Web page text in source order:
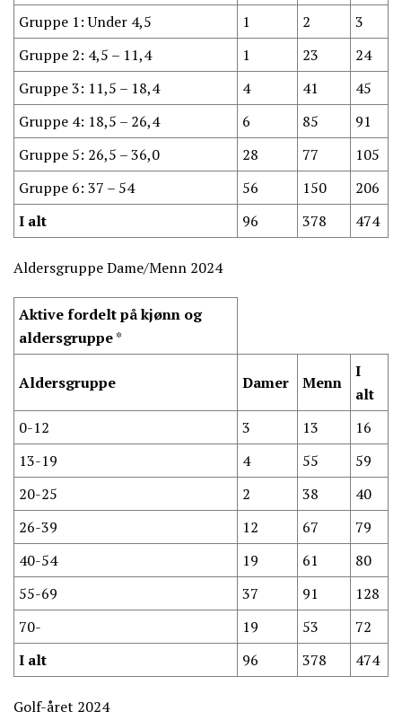
Gruppe 1: Under 4,5
1 2
3
Gruppe 2: 4,5 – 11,4
1 23
24
Gruppe 3: 11,5 – 18,4
4 41
45
Gruppe 4: 18,5 – 26,4
6 85
91
Gruppe 5: 26,5 – 36,0
28 77
105
Gruppe 6: 37 – 54
56 150
206
I alt
96 378 474
Aldersgruppe Dame/Menn 2024
Aktive fordelt på kjønn og
aldersgruppe*
Aldersgruppe Damer Menn
I
alt
0-12
3 13
16
13-19
4 55
59
20-25
2 38
40
26-39
12 67
79
40-54
19 61
80
55-69
37 91
128
70-
19 53
72
I alt
96 378 474
Golf-året 2024